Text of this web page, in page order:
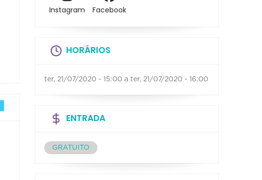
Instagram Facebook
HORÁRIOS
ter, 21/07/2020 - 15:00 a ter, 21/07/2020 - 16:00
ENTRADA
GRATUITO